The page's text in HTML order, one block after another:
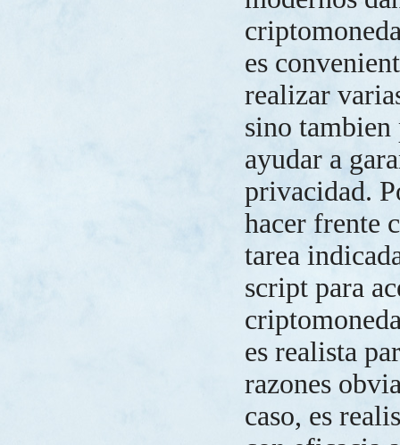
es
realizar
sino tambien
ayudar a
privacidad.
hacer frente
tarea
script para
es realista
razones
caso, es